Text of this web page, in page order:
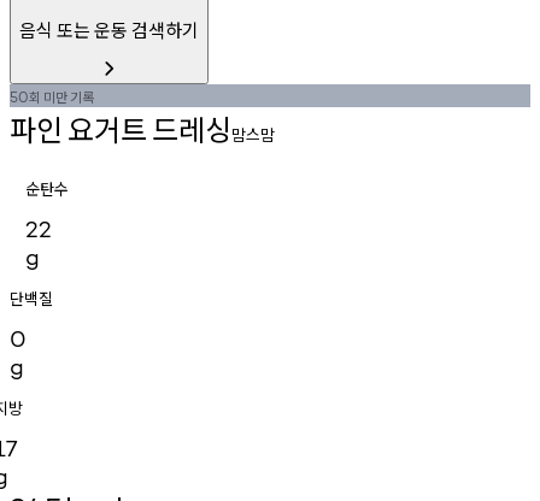
음식 또는 운동 검색하기
50회 미만기록
파인 요거트드레싱맘스맘
순탄수
22
g
단백질
0
g
방